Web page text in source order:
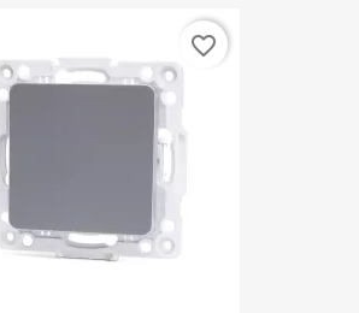
favorite_border